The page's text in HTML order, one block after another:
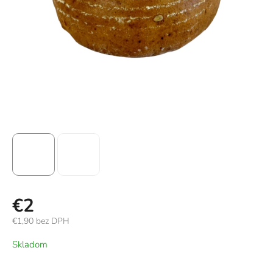
€2
€1,90 bez DPH
Jednotková
cena:
Skladom